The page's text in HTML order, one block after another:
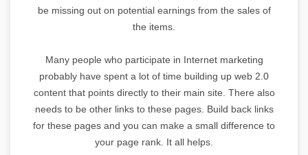
be missing out on potential earnings from the sales of
the items.
Many people who participate in Internet marketing
probably have spent a lot of time building up web 2.0
content that points directly to their main site. There also
needs to be other links to these pages. Build back links
for these pages and you can make a small difference to
your page rank. It all helps.